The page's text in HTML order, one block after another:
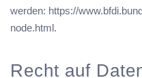
werden: https://
node.html.
Recht auf